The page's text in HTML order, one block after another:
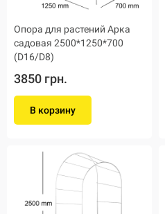
Опора для растений Арка
садовая 2500*1250*700
(D16/D8)
3850 грн.
В корзину